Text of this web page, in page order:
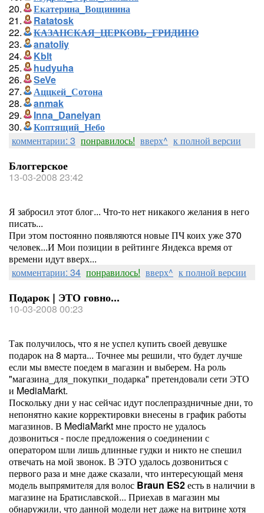
20.
Екатерина_Вощинина
21.
Ratatosk
22.
КАЗАНСКАЯ_ЦЕРКОВЬ_ГРИДИНО
23.
anatoliy
24.
Kblt
25.
hudyuha
26.
SeVe
27.
Аццкей_Сотона
28.
anmak
29.
Inna_Danelyan
30.
Коптящий_Небо
комментарии: 3 понравилось! вверх^ к полной версии
Блоггерское
13-03-2008 23:42
Я забросил этот блог... Что-то нет никакого желания в него
писать...
При этом постоянно появляются новые ПЧ коих уже 370
человек...И Мои позиции в рейтинге Яндекса время от
времени идут вверх...
комментарии: 34 понравилось! вверх^ к полной версии
Подарок | ЭТО говно...
10-03-2008 00:23
Так получилось, что я не успел купить своей девушке
подарок на 8 марта... Точнее мы решили, что будет лучше
если мы вместе поедем в магазин и выберем. На роль
"магазина_для_покупки_подарка" претендовали сети ЭТО
и MediaMarkt.
Поскольку дни у нас сейчас идут послепраздничные дни, то
непонятно какие корректировки внесены в график работы
магазинов. В MediaMarkt мне просто не удалось
дозвониться - после предложения о соединении с
оператором шли лишь длинные гудки и никто не спешил
отвечать на мой звонок. В ЭТО удалось дозвониться с
первого раза и мне даже сказали, что интересующай меня
модель выпрямителя для волос Braun ES2есть в наличии в
магазине на Братиславской... Приехав в магазин мы
обнаружили, что данной модели нет даже на витрине хотя